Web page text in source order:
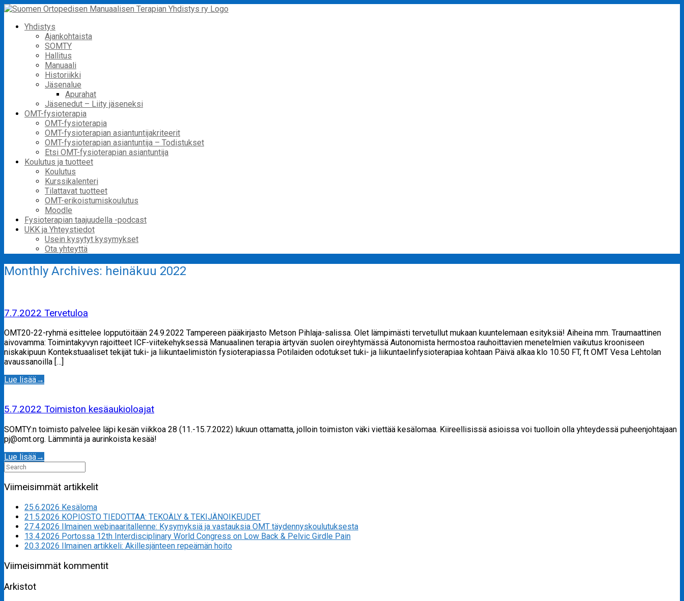
Skip
contentYhdistys
Ajankohtaista
SOMTY
Hallitus
Manuaali
Historiikki
Jäsenalue
Apurahat
Jäsenedut – Liity jäseneksi
OMT-fysioterapia
OMT-fysioterapia
OMT-fysioterapian asiantuntijakriteerit
OMT-fysioterapian asiantuntija – Todistukset
Etsi OMT-fysioterapian asiantuntija
Koulutus ja tuotteet
Koulutus
Kurssikalenteri
Tilattavat tuotteet
OMT-erikoistumiskoulutus
Moodle
Fysioterapian taajuudella -podcast
UKK ja Yhteystiedot
Usein kysytyt kysymykset
Ota yhteyttä
Monthly Archives: heinäkuu 2022
7.7.2022 Tervetuloa
OMT20-22-ryhmä esittelee lopputöitään 24.9.2022 Tampereen pääkirjasto Metson Pihlaja-salissa. Olet lämpimästi tervetullut mukaan kuuntelemaan esityksiä! Aiheina mm. Traumaattinen
aivovamma: Toimintakyvyn rajoitteet ICF-viitekehyksessä Manuaalinen terapia ärtyvän suolen oireyhtymässä Autonomista hermostoa rauhoittavien menetelmien vaikutus krooniseen
niskakipuun Kontekstuaaliset tekijät tuki- ja liikuntaelimistön fysioterapiassa Potilaiden odotukset tuki- ja liikuntaelinfysioterapiaa kohtaan Päivä alkaa klo 10.50 FT, ft OMT Vesa Lehtolan
avaussanoilla […]
Lue lisää→
5.7.2022 Toimiston kesäaukioloajat
SOMTY:n toimisto palvelee läpi kesän viikkoa 28 (11.-15.7.2022) lukuun ottamatta, jolloin toimiston väki viettää kesälomaa. Kiireellisissä asioissa voi tuolloin olla yhteydessä puheenjohtajaan
pj@omt.org. Lämmintä ja aurinkoista kesää!
Lue lisää→
Search
for:
Viimeisimmät artikkelit
25.6.2026 Kesäloma
21.5.2026 KOPIOSTO TIEDOTTAA: TEKOÄLY & TEKIJÄNOIKEUDET
27.4.2026 Ilmainen webinaaritallenne: Kysymyksiä ja vastauksia OMT täydennyskoulutuksesta
13.4.2026 Portossa 12th Interdisciplinary World Congress on Low Back & Pelvic Girdle Pain
20.3.2026 Ilmainen artikkeli: Akillesjänteen repeämän hoito
Viimeisimmät kommentit
Arkistot